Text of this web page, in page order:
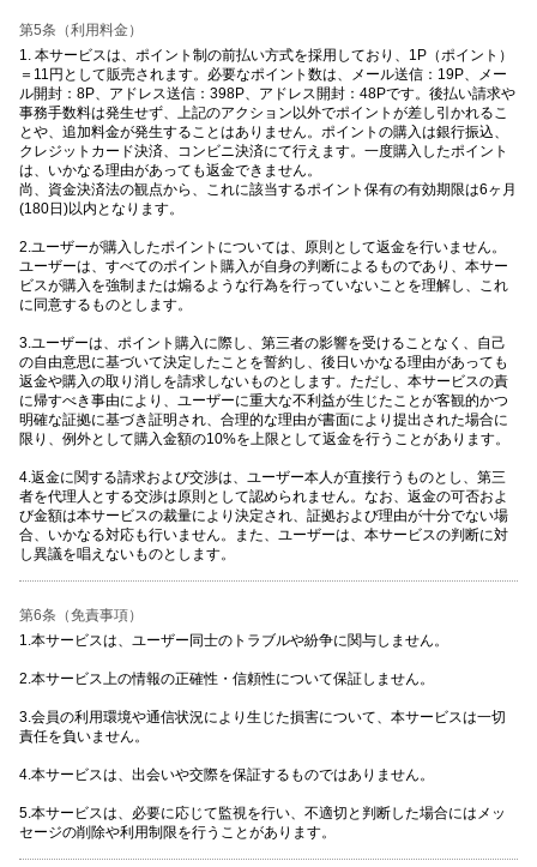
第5条（利用料金）
1. 本サービスは、ポイント制の前払い方式を採用しており、1P（ポイント）
＝11円として販売されます。必要なポイント数は、メール送信：19P、メー
ル開封：8P、アドレス送信：398P、アドレス開封：48Pです。後払い請求や
事務手数料は発生せず、上記のアクション以外でポイントが差し引かれるこ
とや、追加料金が発生することはありません。ポイントの購入は銀行振込、
クレジットカード決済、コンビニ決済にて行えます。一度購入したポイント
は、いかなる理由があっても返金できません。
尚、資金決済法の観点から、これに該当するポイント保有の有効期限は6ヶ月
(180日)以内となります。
2.ユーザーが購入したポイントについては、原則として返金を行いません。
ユーザーは、すべてのポイント購入が自身の判断によるものであり、本サー
ビスが購入を強制または煽るような行為を行っていないことを理解し、これ
に同意するものとします。
3.ユーザーは、ポイント購入に際し、第三者の影響を受けることなく、自己
の自由意思に基づいて決定したことを誓約し、後日いかなる理由があっても
返金や購入の取り消しを請求しないものとします。ただし、本サービスの責
に帰すべき事由により、ユーザーに重大な不利益が生じたことが客観的かつ
明確な証拠に基づき証明され、合理的な理由が書面により提出された場合に
限り、例外として購入金額の10%を上限として返金を行うことがあります。
4.返金に関する請求および交渉は、ユーザー本人が直接行うものとし、第三
者を代理人とする交渉は原則として認められません。なお、返金の可否およ
び金額は本サービスの裁量により決定され、証拠および理由が十分でない場
合、いかなる対応も行いません。また、ユーザーは、本サービスの判断に対
し異議を唱えないものとします。
第6条（免責事項）
1.本サービスは、ユーザー同士のトラブルや紛争に関与しません。
2.本サービス上の情報の正確性・信頼性について保証しません。
3.会員の利用環境や通信状況により生じた損害について、本サービスは一切
責任を負いません。
4.本サービスは、出会いや交際を保証するものではありません。
5.本サービスは、必要に応じて監視を行い、不適切と判断した場合にはメッ
セージの削除や利用制限を行うことがあります。